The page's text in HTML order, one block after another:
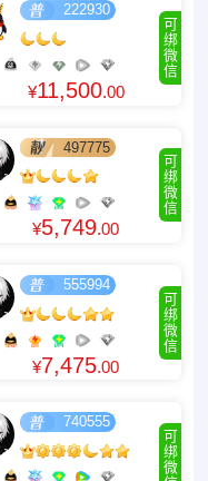
可
绑
微
信
222930
¥11,500.00
可
绑
微
信
497775
¥5,749.00
可
绑
微
信
555994
¥7,475.00
可
绑
微
740555